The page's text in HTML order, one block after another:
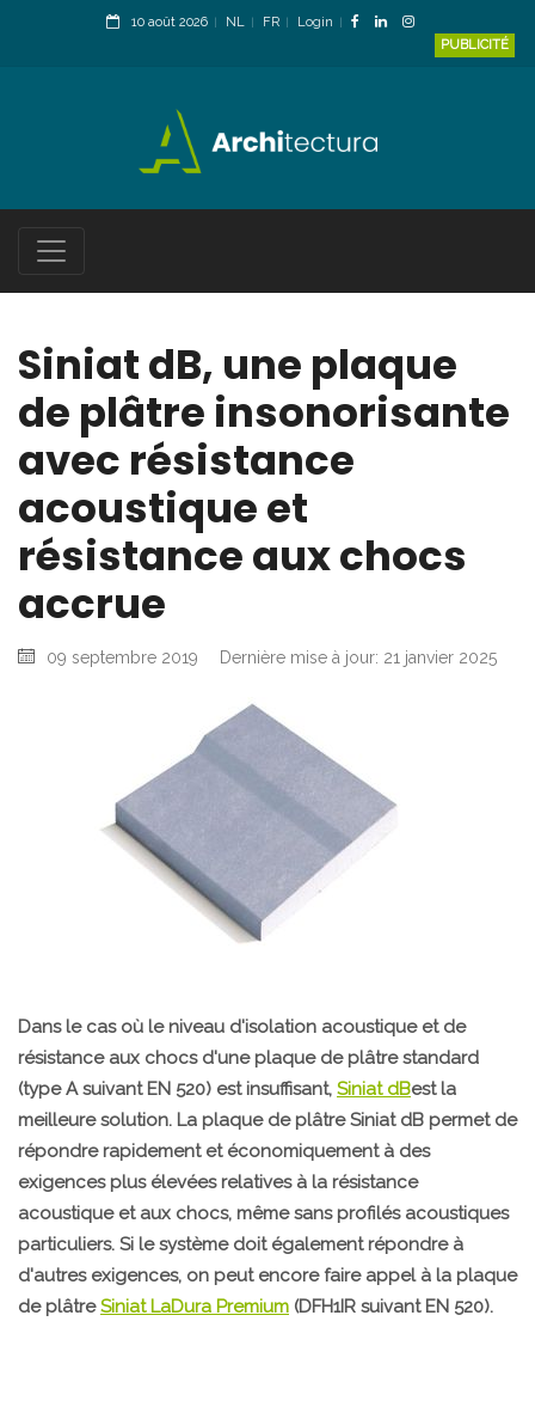
10 août 2026 NL FR
Login
PUBLICITÉ
Siniat dB, une plaque
de plâtre insonorisante
avec résistance
acoustique et
résistance aux chocs
accrue
09 septembre 2019 Dernière mise à jour: 21 janvier 2025
Dans le cas où le niveau d'isolation acoustique et de
résistance aux chocs d'une plaque de plâtre standard
(type A suivant EN 520) est insuffisant, Siniat dBest la
meilleure solution. La plaque de plâtre Siniat dB permet de
répondre rapidement et économiquement à des
exigences plus élevées relatives à la résistance
acoustique et aux chocs, même sans profilés acoustiques
particuliers. Si le système doit également répondre à
d'autres exigences, on peut encore faire appel à la plaque
de plâtreSiniat LaDura Premium (DFH1IR suivant EN 520).